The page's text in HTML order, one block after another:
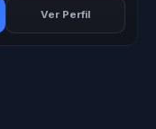
Ver Perfil